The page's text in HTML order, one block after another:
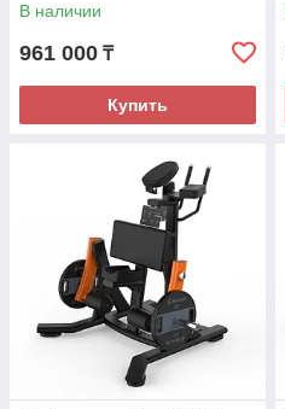
В наличии
961 000 ₸
Купить